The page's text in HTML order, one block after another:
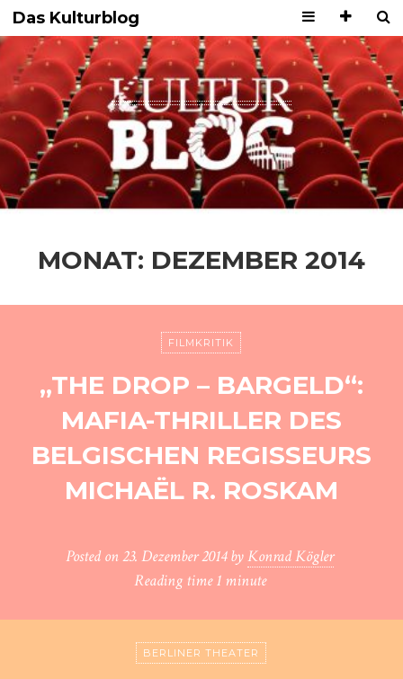
Das Kulturblog
MONAT: DEZEMBER 2014
FILMKRITIK
„THE DROP – BARGELD“:
MAFIA-THRILLER DES
BELGISCHEN REGISSEURS
MICHAËL R. ROSKAM
Posted on23. Dezember 2014 byKonrad Kögler
Reading time1 minute
BERLINER THEATER